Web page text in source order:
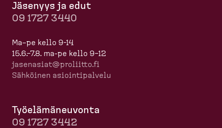
Jäsenyys ja edut
09 1727 3440
Ma–pe kello 9-14
15.6.–7.8. ma-pe kello 9–12
jasenasiat@proliitto.fi
Sähköinen asioin­ti­palvelu
Työelä­mä­neuvonta
09 1727 3442